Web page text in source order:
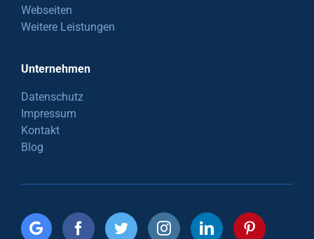
Webseiten
Weitere Leistungen
Unternehmen
Datenschutz
Impressum
Kontakt
Blog